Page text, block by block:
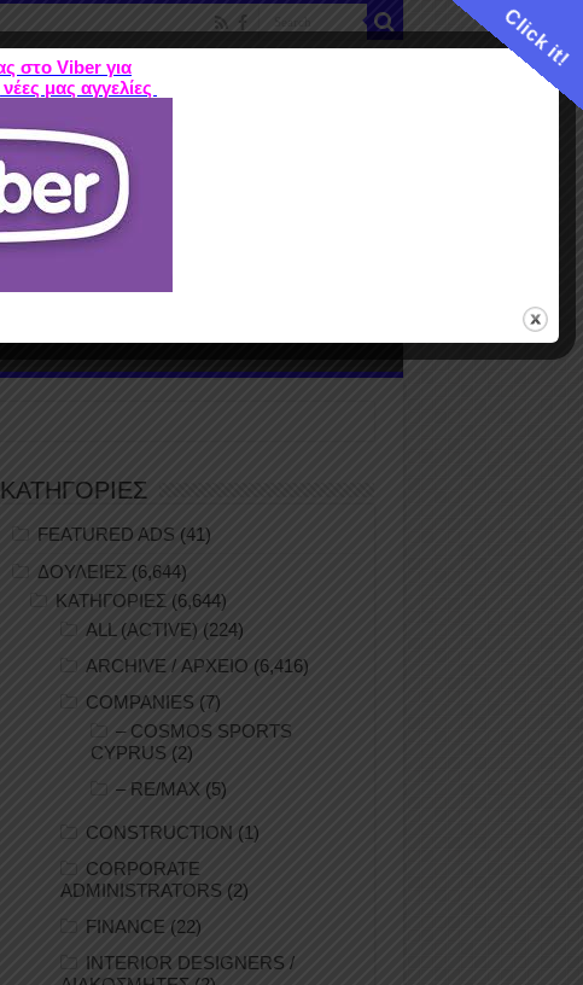
ΚΑΤΗΓΟΡΙΕΣ
FEATURED ADS (41)
ΔΟΥΛΕΙΕΣ (6,644)
ΚΑΤΗΓΟΡΙΕΣ (6,644)
ALL (ACTIVE) (224)
ARCHIVE / ΑΡΧΕΙΟ (6,416)
COMPANIES (7)
– COSMOS SPORTS
CYPRUS (2)
– RE/MAX (5)
CONSTRUCTION (1)
CORPORATE
ADMINISTRATORS (2)
FINANCE (22)
INTERIOR DESIGNERS /
Click it!
στο Viber για
μας αγγελίες